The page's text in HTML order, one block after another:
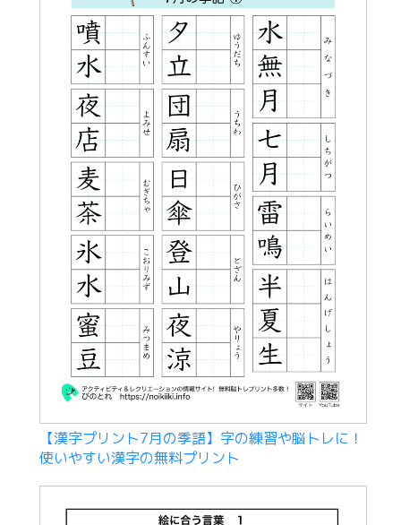
【漢字プリント7月の季語】字の練習や脳トレに！
使いやすい漢字の無料プリント